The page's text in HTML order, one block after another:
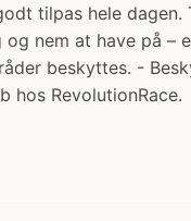
tilpas hele
nem at have på –
beskyttes. -
hos RevolutionRace.